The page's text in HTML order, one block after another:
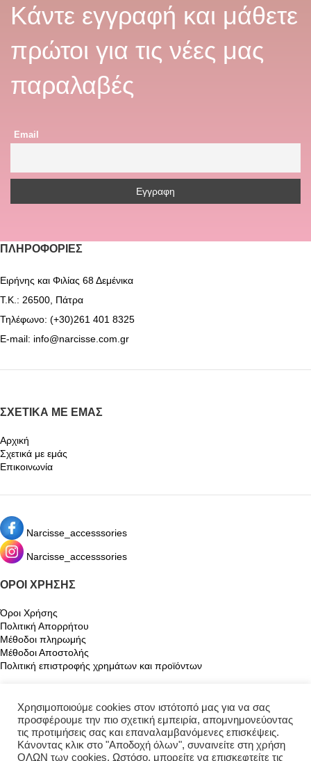
Κάντε εγγραφή και μάθετε
πρώτοι για τις νέες μας
παραλαβές
Email
ΠΛΗΡΟΦΟΡΊΕΣ
Ειρήνης και Φιλίας 68 Δεμένικα
Τ.Κ.: 26500, Πάτρα
Τηλέφωνο: (+30)261 401 8325
E-mail: info@narcisse.com.gr
ΣΧΕΤΙΚΆ ΜΕ ΕΜΆΣ
Αρχική
Σχετικά με εμάς
Επικοινωνία
Narcisse_accesssories
Narcisse_accesssories
ΌΡΟΙ ΧΡΉΣΗΣ
Όροι Χρήσης
Πολιτική Απορρήτου
Μέθοδοι πληρωμής
Μέθοδοι Αποστολής
Πολιτική επιστροφής χρημάτων και προϊόντων
Ο λογαριασμός μου
Καλάθι
Αγαπημένα
Χρησιμοποιούμε cookies στον ιστότοπό μας για να σας
προσφέρουμε την πιο σχετική εμπειρία, απομνημονεύοντας
τις προτιμήσεις σας και επαναλαμβανόμενες επισκέψεις.
Κάνοντας κλικ στο "Αποδοχή όλων", συναινείτε στη χρήση
ΟΛΩΝ των cookies. Ωστόσο, μπορείτε να επισκεφτείτε τις